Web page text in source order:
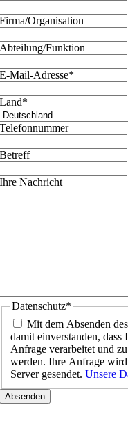
Firma/Organisation
Abteilung/Funktion
E-Mail-Adresse*
Land*
Telefonnummer
Betreff
Ihre Nachricht
Datenschutz*
Mit dem Absenden
damit einverstanden,
Anfrage verarbeitet und
werden. Ihre Anfrage wird
Server gesendet.Unsere